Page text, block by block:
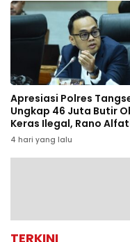
Apresiasi Polres
Ungkap 46 Juta Butir
Keras Ilegal, Rano
Bukti Tetap Profesional
Jalankan Tugas
4 hari yang lalu
TERKINI